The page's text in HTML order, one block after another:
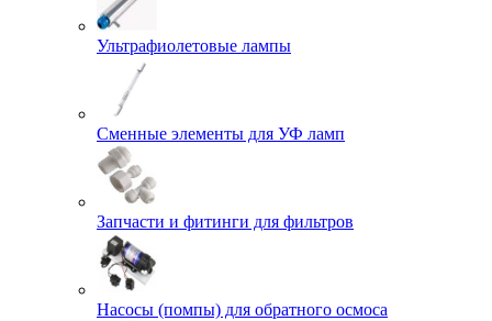
Ультрафиолетовые лампы
Сменные элементы для УФ ламп
Запчасти и фитинги для фильтров
Насосы (помпы) для обратного осмоса